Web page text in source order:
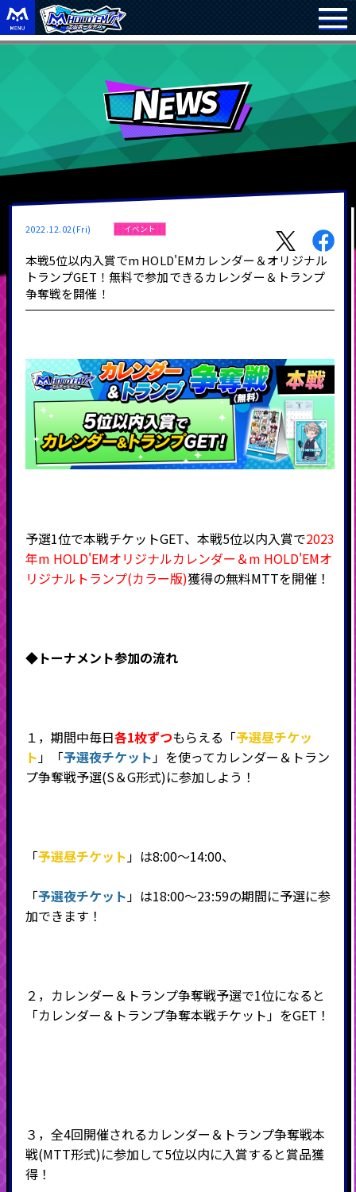
2022.12.02(Fri) イベント
本戦5位以内入賞でm HOLD'EMカレンダー＆オリジナル
トランプGET！無料で参加できるカレンダー＆トランプ
争奪戦を開催！
予選1位で本戦チケットGET、本戦5位以内入賞で2023
年m HOLD'EMオリジナルカレンダー＆m HOLD'EMオ
リジナルトランプ(カラー版)獲得の無料MTTを開催！
◆トーナメント参加の流れ
１，期間中毎日各1枚ずつもらえる「予選昼チケッ
ト」「予選夜チケット」を使ってカレンダー＆トラン
プ争奪戦予選(S＆G形式)に参加しよう！
「予選昼チケット」は8:00～14:00、
「予選夜チケット」は18:00～23:59の期間に予選に参
加できます！
２，カレンダー＆トランプ争奪戦予選で1位になると
「カレンダー＆トランプ争奪本戦チケット」をGET！
３，全4回開催されるカレンダー＆トランプ争奪戦本
戦(MTT形式)に参加して5位以内に入賞すると賞品獲
得！